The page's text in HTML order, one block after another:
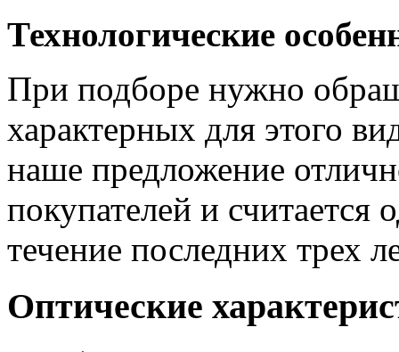
Технологические
При подборе нужно
характерных для этого
наше предложение
покупателей и
течение последних трех
Оптические